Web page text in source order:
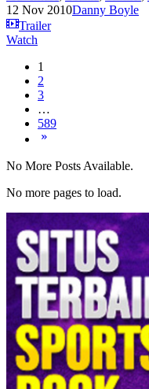
12 Nov 2010Danny Boyle
Trailer
Watch
1
2
3
…
589
No More Posts Available.
No more pages to load.